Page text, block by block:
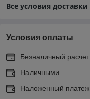
Все условия доставки
Условия оплаты
Безналичный расчет
Наличными
Наложенный платеж